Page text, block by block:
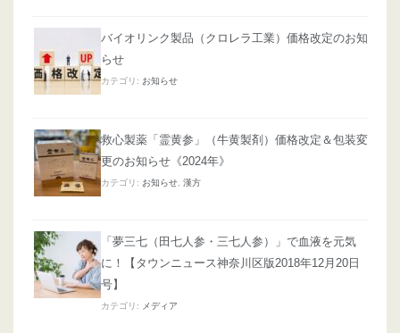
バイオリンク製品（クロレラ工業）価格改定のお知
らせ
カテゴリ: お知らせ
救心製薬「霊黄参」（牛黄製剤）価格改定＆包装変
更のお知らせ《2024年》
カテゴリ: お知らせ 漢方
「夢三七（田七人参・三七人参）」で血液を元気
に！【タウンニュース神奈川区版2018年12月20日
号】
カテゴリ: メディア